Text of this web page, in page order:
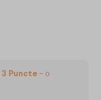
3 Puncte - o